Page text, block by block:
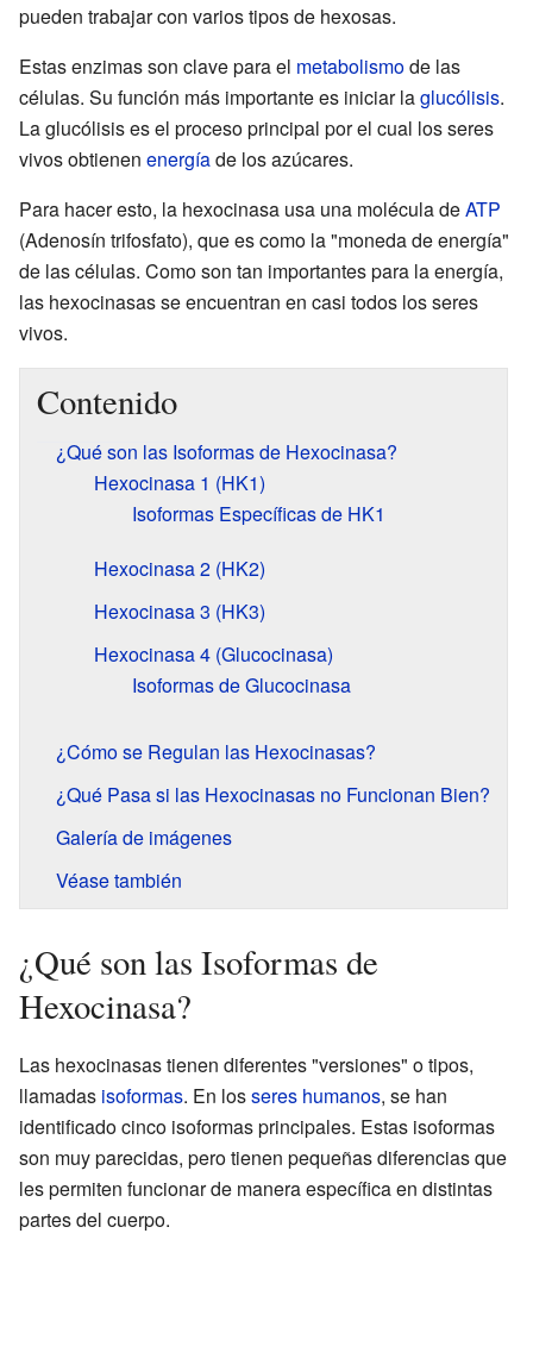
pueden trabajar con varios tipos de hexosas.
Estas enzimas son clave para el metabolismode las
células. Su función más importante es iniciar laglucólisis.
La glucólisis es el proceso principal por el cual los seres
vivos obtienen energíade los azúcares.
Para hacer esto, la hexocinasa usa una molécula deATP
(Adenosín trifosfato), que es como la "moneda de energía"
de las células. Como son tan importantes para la energía,
las hexocinasas se encuentran en casi todos los seres
vivos.
Contenido
¿Qué son las Isoformas de Hexocinasa?
Hexocinasa 1 (HK1)
Isoformas Específicas de HK1
Hexocinasa 2 (HK2)
Hexocinasa 3 (HK3)
Hexocinasa 4 (Glucocinasa)
Isoformas de Glucocinasa
¿Cómo se Regulan las Hexocinasas?
¿Qué Pasa si las Hexocinasas no Funcionan Bien?
Galería de imágenes
Véase también
¿Qué son las Isoformas de
Hexocinasa?
Las hexocinasas tienen diferentes "versiones" o tipos,
llamadas isoformas. En losseres humanos, se han
identificado cinco isoformas principales. Estas isoformas
son muy parecidas, pero tienen pequeñas diferencias que
les permiten funcionar de manera específica en distintas
partes del cuerpo.